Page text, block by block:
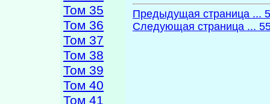
Том 35
Том 36
Том 37
Том 38
Том 39
Том 40
Том 41
Предыдущая страница ...
Следующая страница ...